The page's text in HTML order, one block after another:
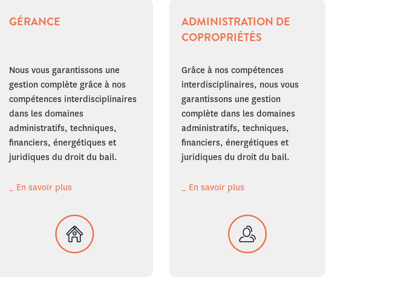
GÉRANCE
Nous vous garantissons une
gestion complète grâce à nos
compétences interdisciplinaires
dans les domaines
administratifs, techniques,
financiers, énergétiques et
juridiques du droit du bail.
_ En savoir plus
ADMINISTRATION DE
COPROPRIÉTÉS
Grâce à nos compétences
interdisciplinaires, nous vous
garantissons une gestion
complète dans les domaines
administratifs, techniques,
financiers, énergétiques et
juridiques du droit du bail.
_ En savoir plus